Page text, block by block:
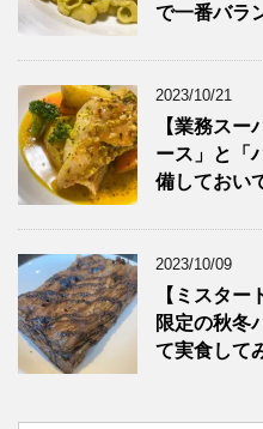
で一番バラ
2023/10/21
【業務ス
ース」と「
備しておい
2023/10/09
【ミスタ
限定の秋冬
て実食して